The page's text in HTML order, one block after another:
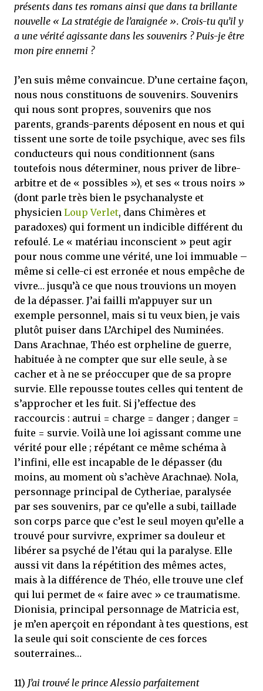
présents dans tes romans ainsi que dans ta brillante
nouvelle « La stratégie de l’araignée ». Crois-tu qu’il y
a une vérité agissante dans les souvenirs ? Puis-je être
mon pire ennemi ?
J’en suis même convaincue. D’une certaine façon,
nous nous constituons de souvenirs. Souvenirs
qui nous sont propres, souvenirs que nos
parents, grands-parents déposent en nous et qui
tissent une sorte de toile psychique, avec ses fils
conducteurs qui nous conditionnent (sans
toutefois nous déterminer, nous priver de libre-
arbitre et de « possibles »), et ses « trous noirs »
(dont parle très bien le psychanalyste et
physicien Loup Verlet, dans Chimères et
paradoxes) qui forment un indicible différent du
refoulé. Le « matériau inconscient » peut agir
pour nous comme une vérité, une loi immuable –
même si celle-ci est erronée et nous empêche de
vivre… jusqu’à ce que nous trouvions un moyen
de la dépasser. J’ai failli m’appuyer sur un
exemple personnel, mais si tu veux bien, je vais
plutôt puiser dans L’Archipel des Numinées.
Dans Arachnae, Théo est orpheline de guerre,
habituée à ne compter que sur elle seule, à se
cacher et à ne se préoccuper que de sa propre
survie. Elle repousse toutes celles qui tentent de
s’approcher et les fuit. Si j’effectue des
raccourcis : autrui = charge = danger ; danger =
fuite = survie. Voilà une loi agissant comme une
vérité pour elle ; répétant ce même schéma à
l’infini, elle est incapable de le dépasser (du
moins, au moment où s’achève Arachnae). Nola,
personnage principal de Cytheriae, paralysée
par ses souvenirs, par ce qu’elle a subi, taillade
son corps parce que c’est le seul moyen qu’elle a
trouvé pour survivre, exprimer sa douleur et
libérer sa psyché de l’étau qui la paralyse. Elle
aussi vit dans la répétition des mêmes actes,
mais à la différence de Théo, elle trouve une clef
qui lui permet de « faire avec » ce traumatisme.
Dionisia, principal personnage de Matricia est,
je m’en aperçoit en répondant à tes questions, est
la seule qui soit consciente de ces forces
souterraines…
11) J’ai trouvé le prince Alessio parfaitement